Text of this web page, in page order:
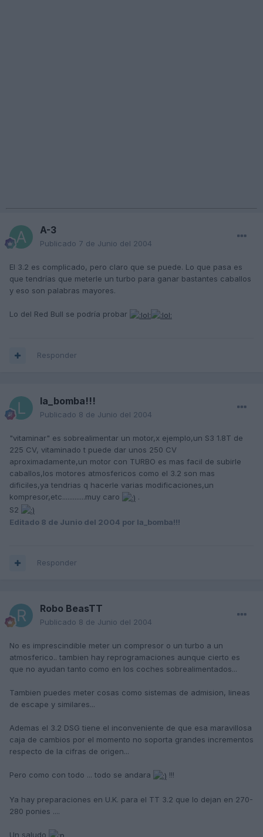
A-3
Publicado 7 de Junio del 2004
El 3.2 es complicado, pero claro que se puede. Lo que pasa es
que tendrías que meterle un turbo para ganar bastantes caballos
y eso son palabras mayores.
Lo del Red Bull se podría probar
Responder
la_bomba!!!
Publicado 8 de Junio del 2004
"vitaminar" es sobrealimentar un motor,x ejemplo,un S3 1.8T de
225 CV, vitaminado t puede dar unos 250 CV
aproximadamente,un motor con TURBO es mas facil de subirle
caballos,los motores atmosfericos como el 3.2 son mas
dificiles,ya tendrias q hacerle varias modificaciones,un
kompresor,etc.............muy caro
.
S2
Editado 8 de Junio del 2004 por la_bomba!!!
Responder
Robo BeasTT
Publicado 8 de Junio del 2004
No es imprescindible meter un compresor o un turbo a un
atmosferico.. tambien hay reprogramaciones aunque cierto es
que no ayudan tanto como en los coches sobrealimentados...
Tambien puedes meter cosas como sistemas de admision, lineas
de escape y similares...
Ademas el 3.2 DSG tiene el inconveniente de que esa maravillosa
caja de cambios por el momento no soporta grandes incrementos
respecto de la cifras de origen...
Pero como con todo ... todo se andara !!!
Ya hay preparaciones en U.K. para el TT 3.2 que lo dejan en 270-
280 ponies ....
Un saludo